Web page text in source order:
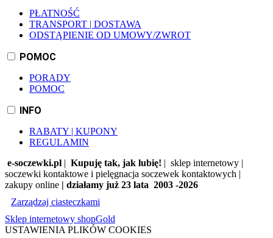
PŁATNOŚĆ
TRANSPORT | DOSTAWA
ODSTĄPIENIE OD UMOWY/ZWROT
POMOC
PORADY
POMOC
INFO
RABATY | KUPONY
REGULAMIN
e-soczewki.pl | Kupuję tak, jak lubię! | sklep internetowy |
soczewki kontaktowe i pielęgnacja soczewek kontaktowych |
zakupy online | działamy już 23 lata 2003 -2026
Zarządzaj ciasteczkami
Sklep internetowy shopGold
USTAWIENIA PLIKÓW COOKIES